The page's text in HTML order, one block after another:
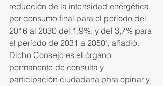
reducción de la intensidad energética
por consumo final para el período del
2016 al 2030 del 1,9%; y del 3,7% para
el período de 2031 a 2050", añadió.
Dicho Consejo es el órgano
permanente de consulta y
participación ciudadana para opinar y